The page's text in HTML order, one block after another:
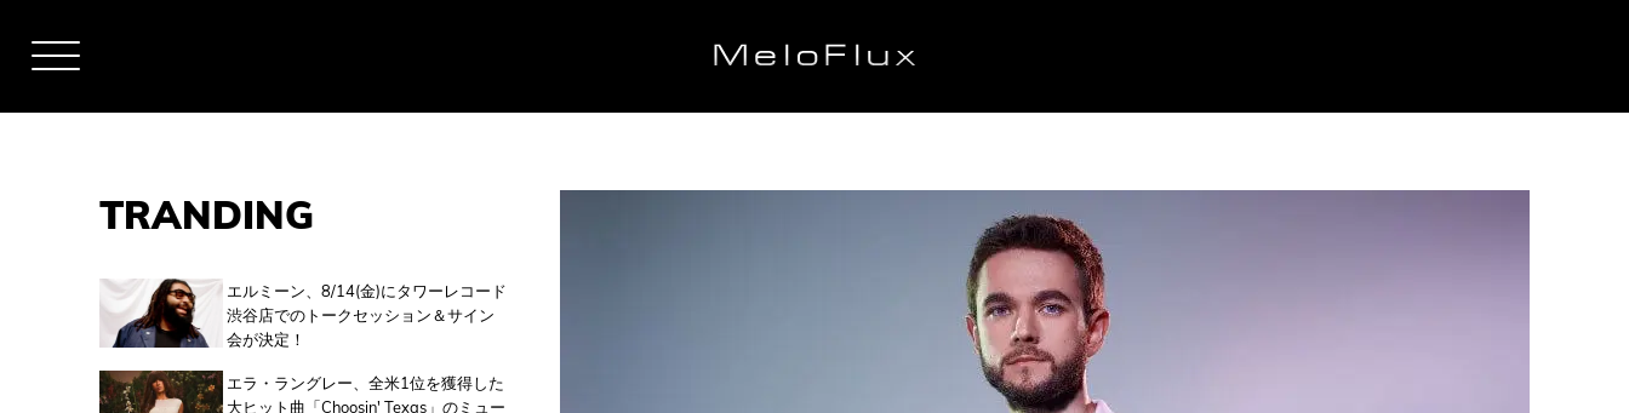
TRANDING
エルミーン、8/14(金)にタワーレコード
渋谷店でのトークセッション＆サイン
会が決定！
エラ・ラングレー、全米1位を獲得した
大ヒット曲「Choosin' Texas」のミュー